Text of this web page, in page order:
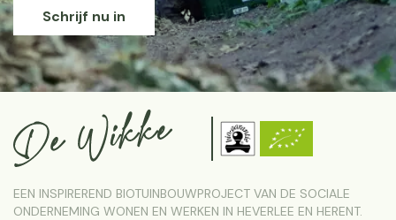
Schrijf nu in
EEN INSPIREREND BIOTUINBOUWPROJECT VAN DE SOCIALE
ONDERNEMING WONEN EN WERKEN IN HEVERLEE EN HERENT.